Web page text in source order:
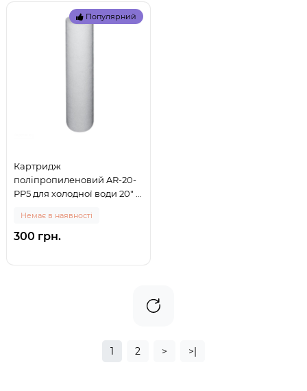
Популярний
Картридж
поліпропиленовий AR-20-
PP5 для холодної води 20" 5
Немає в наявності
300 грн.
1 2 > >|